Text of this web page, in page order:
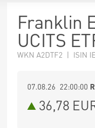
Franklin
UCITS
WKN A2DTF2 | ISIN
07.08.26 22:00:00
36,78